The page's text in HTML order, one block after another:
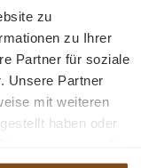
zu
zu Ihrer
Partner für soziale
Unsere Partner
mit weiteren
haben oder
ermöglicht
und Mäntel. Das
Eleganz aus
Einrichtungsstile
die
raffinierten Stil